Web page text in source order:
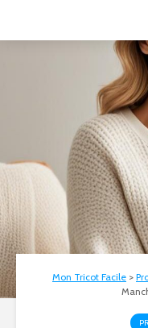
Mon Tricot Facile >